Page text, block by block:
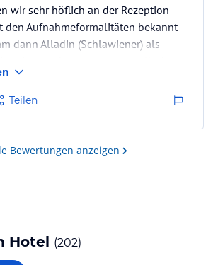
wir sehr höflich an der Rezeption
den Aufnahmeformalitäten bekannt
dann Alladin (Schlawiener) als
Weise uns zu unserem Zimmer führte
zeigte. Auch das
und das gesammte Team sind
und zuvorkommend, das Zimmer
Anlage und der Strand sind sehr
Teilen
Bewertungen anzeigen
Hotel (202)